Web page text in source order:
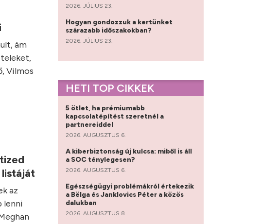
ám
Vilmos
listáját
az
lenni
2026. JÚLIUS 23.
Hogyan gondozzuk a kertünket
szárazabb időszakokban?
2026. JÚLIUS 23.
HETI TOP CIKKEK
5 ötlet, ha prémiumabb
kapcsolatépítést szeretnél a
partnereiddel
2026. AUGUSZTUS 6.
A kiberbiztonság új kulcsa: miből is áll
a SOC ténylegesen?
2026. AUGUSZTUS 6.
Egészségügyi problémákról értekezik
a Bëlga és Janklovics Péter a közös
dalukban
2026. AUGUSZTUS 8.